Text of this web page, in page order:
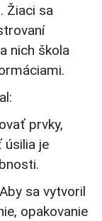
Žiaci sa
nich škola
prvky,
úsilia je
sa vytvoril
opakovanie